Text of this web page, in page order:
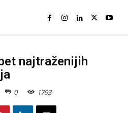
najtraženijih
0 1793